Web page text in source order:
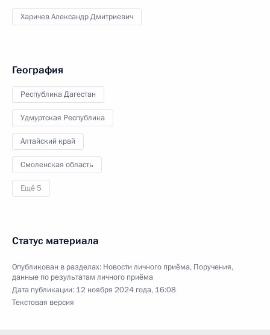
Харичев Александр Дмитриевич
География
Республика Дагестан
Удмуртская Республика
Алтайский край
Смоленская область
Ещё 5
Статус материала
Опубликован в разделах: Новости личного приёма, Поручения,
данные по результатам личного приёма
Дата публикации: 12 ноября 2024 года, 16:08
Текстовая версия